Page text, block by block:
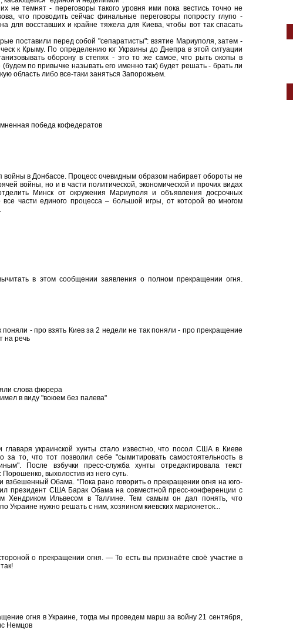
не темнят - переговоры такого уровня ими пока вестись точно не
что проводить сейчас финальные переговоры попросту глупо -
для восставших и крайне тяжела для Киева, чтобы вот так спасать
поставили перед собой "сепаратисты": взятие Мариуполя, затем -
к Крыму. По определению юг Украины до Днепра в этой ситуации
оборону в степях - это то же самое, что рыть окопы в
по привычке называть его именно так) будет решать - брать ли
область либо все-таки заняться Запорожьем.
победа кофедератов
войны в Донбассе. Процесс очевидным образом набирает обороты не
войны, но и в части политической, экономической и прочих видах
Минск от окружения Мариуполя и объявления досрочных
части единого процесса – большой игры, от которой во многом
в этом сообщении заявления о полном прекращении огня.
- про взять Киев за 2 недели не так поняли - про прекращение
на речь
слова фюрера
в виду "воюем без палева"
главаря украинской хунты стало известно, что посол США в Киеве
за то, что тот позволил себе "сымитировать самостоятельность в
После взбучки пресс-служба хунты отредактировала текст
выхолостив из него суть.
взбешенный Обама. "Пока рано говорить о прекращении огня на юго-
президент США Барак Обама на совместной пресс-конференции с
Хендриком Ильвесом в Таллине. Тем самым он дал понять, что
Украине нужно решать с ним, хозяином киевских марионеток...
о прекращении огня. — То есть вы признаёте своё участие в
огня в Украине, тогда мы проведем марш за войну 21 сентября,
Немцов